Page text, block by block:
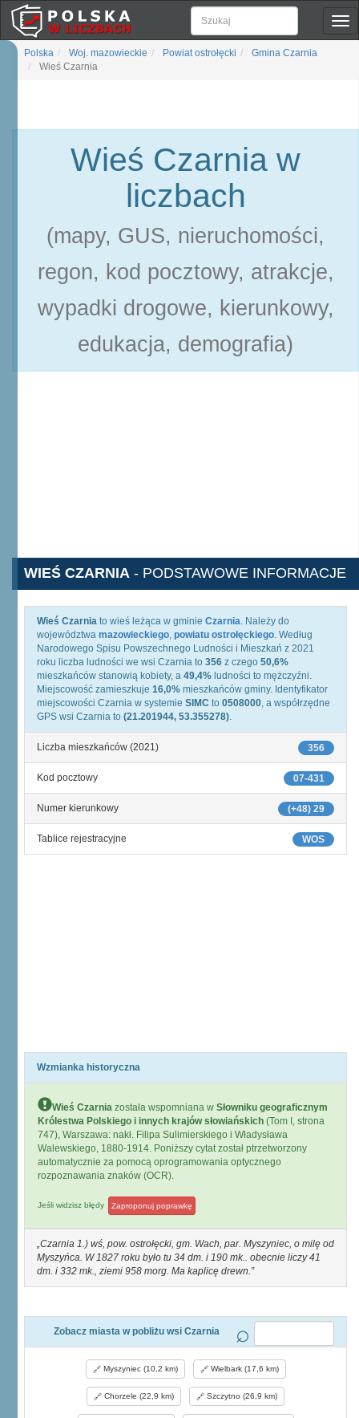
Polska Woj. mazowieckie Powiat ostrołęcki
Gmina Czarnia
Wieś Czarnia
Wieś Czarnia w
liczbach
(mapy, GUS, nieruchomości,
regon, kod pocztowy, atrakcje,
wypadki drogowe, kierunkowy,
edukacja, demografia)
WIEŚ CZARNIA - PODSTAWOWE INFORMACJE
Wieś Czarnia to wieś leżąca w gminie Czarnia. Należy do
województwa mazowieckiego, powiatu ostrołęckiego. Według
Narodowego Spisu Powszechnego Ludności i Mieszkań z 2021
roku liczba ludności we wsi Czarnia to 356 z czego 50,6%
mieszkańców stanowią kobiety, a 49,4% ludności to mężczyźni.
Miejscowość zamieszkuje 16,0% mieszkańców gminy. Identyfikator
miejscowości Czarnia w systemie SIMC to 0508000, a współrzędne
GPS wsi Czarnia to (21.201944, 53.355278).
356
Liczba mieszkańców (2021)
07-431
Kod pocztowy
(+48) 29
Numer kierunkowy
WOS
Tablice rejestracyjne
Wzmianka historyczna
Wieś Czarnia została wspomniana w Słowniku geograficznym
Królestwa Polskiego i innych krajów słowiańskich (Tom I, strona
747), Warszawa: nakł. Filipa Sulimierskiego i Władysława
Walewskiego, 1880-1914. Poniższy cytat został ptrzetworzony
automatycznie za pomocą oprogramowania optycznego
rozpoznawania znaków (OCR).
Jeśli widzisz błędy Zaproponuj poprawkę
Czarnia 1.) wś, pow. ostrołęcki, gm. Wach, par. Myszyniec, o milę od
Myszyńca. W 1827 roku było tu 34 dm. i 190 mk.. obecnie liczy 41
dm. i 332 mk., ziemi 958 morg. Ma kaplicę drewn.
Zobacz miasta w pobliżu wsi Czarnia
Myszyniec (10,2 km) Wielbark (17,6 km)
Chorzele (22,9 km) Szczytno (26,9 km)